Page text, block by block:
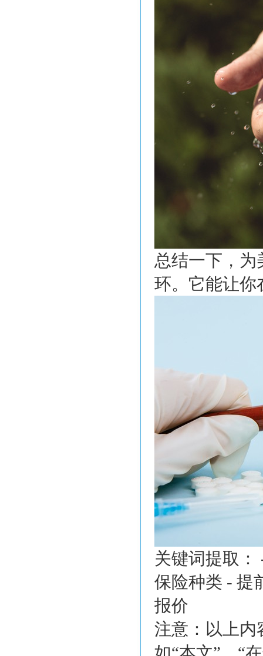
总结一下，为
环。它能让你
关键词提取：
保险种类 - 提
报价
注意：以上内